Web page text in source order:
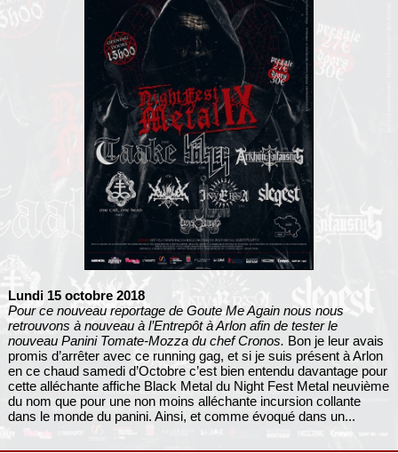
Lundi 15 octobre 2018
Pour ce nouveau reportage de Goute Me Again nous nous
retrouvons à nouveau à l’Entrepôt à Arlon afin de tester le
nouveau Panini Tomate-Mozza du chef Cronos. Bon je leur avais
promis d’arrêter avec ce running gag, et si je suis présent à Arlon
en ce chaud samedi d’Octobre c’est bien entendu davantage pour
cette alléchante affiche Black Metal du Night Fest Metal neuvième
du nom que pour une non moins alléchante incursion collante
dans le monde du panini. Ainsi, et comme évoqué dans un...